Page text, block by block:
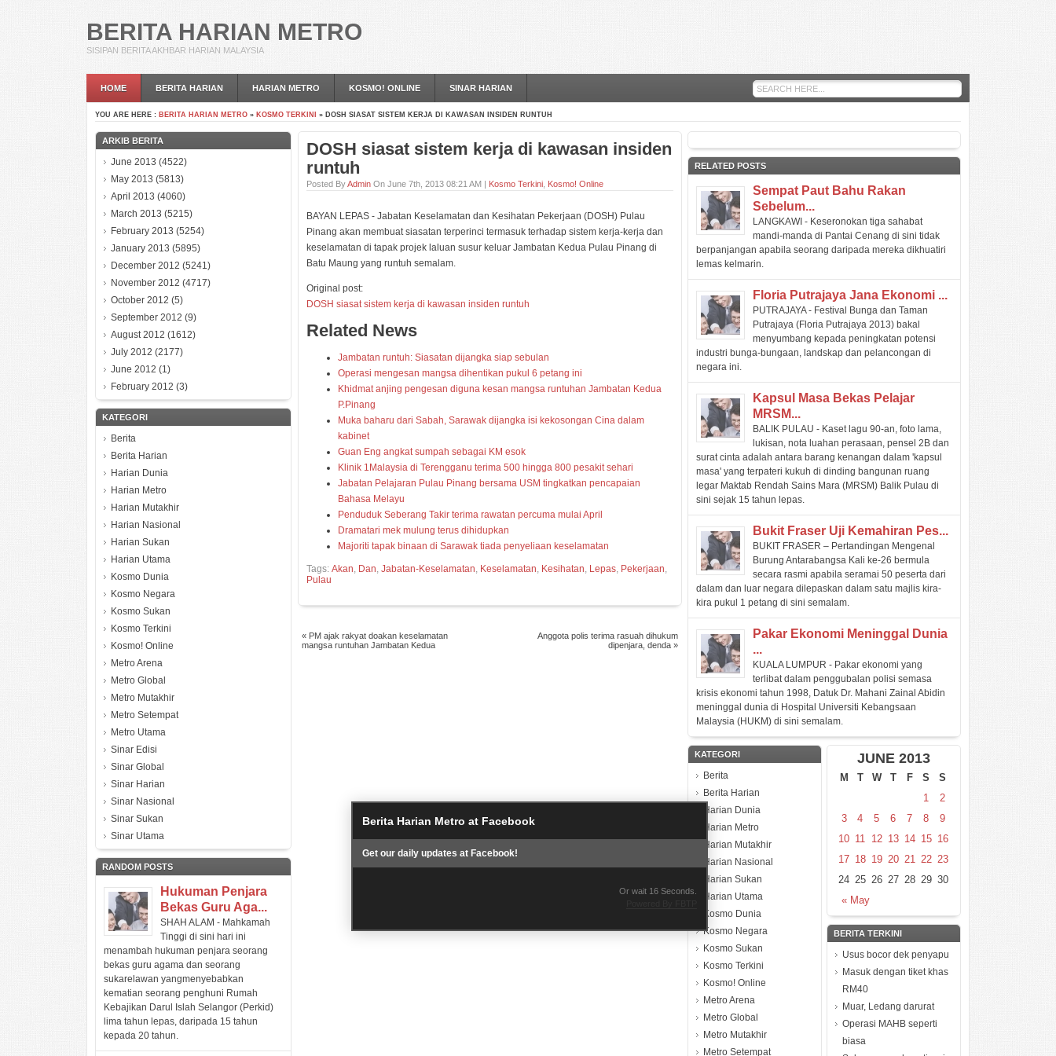
BERITA HARIAN METRO
SISIPAN BERITA AKHBAR HARIAN MALAYSIA
HOME BERITA HARIAN HARIAN METRO KOSMO! ONLINE SINAR HARIAN
YOU ARE HERE : BERITA HARIAN METRO » KOSMO TERKINI » DOSH SIASAT SISTEM KERJA DI KAWASAN INSIDEN RUNTUH
ARKIB BERITA
June 2013 (4522)
May 2013 (5813)
April 2013 (4060)
March 2013 (5215)
February 2013 (5254)
January 2013 (5895)
December 2012 (5241)
November 2012 (4717)
October 2012 (5)
September 2012 (9)
August 2012 (1612)
July 2012 (2177)
June 2012 (1)
February 2012 (3)
KATEGORI
Berita
Berita Harian
Harian Dunia
Harian Metro
Harian Mutakhir
Harian Nasional
Harian Sukan
Harian Utama
Kosmo Dunia
Kosmo Negara
Kosmo Sukan
Kosmo Terkini
Kosmo! Online
Metro Arena
Metro Global
Metro Mutakhir
Metro Setempat
Metro Utama
Sinar Edisi
Sinar Global
Sinar Harian
Sinar Nasional
Sinar Sukan
Sinar Utama
RANDOM POSTS
Hukuman Penjara
Bekas Guru Aga...
SHAH ALAM - Mahkamah
Tinggi di sini hari ini
menambah hukuman penjara seorang
bekas guru agama dan seorang
sukarelawan yangmenyebabkan
kematian seorang penghuni Rumah
Kebajikan Darul Islah Selangor (Perkid)
lima tahun lepas, daripada 15 tahun
kepada 20 tahun.
DOSH siasat sistem kerja di kawasan insiden
runtuh
Posted ByAdmin On June 7th, 2013 08:21 AM | Kosmo Terkini Kosmo! Online
BAYAN LEPAS - Jabatan Keselamatan dan Kesihatan Pekerjaan (DOSH) Pulau
Pinang akan membuat siasatan terperinci termasuk terhadap sistem kerja-kerja dan
keselamatan di tapak projek laluan susur keluar Jambatan Kedua Pulau Pinang di
Batu Maung yang runtuh semalam.
Original post:
DOSH siasat sistem kerja di kawasan insiden runtuh
Related News
Jambatan runtuh: Siasatan dijangka siap sebulan
Operasi mengesan mangsa dihentikan pukul 6 petang ini
Khidmat anjing pengesan diguna kesan mangsa runtuhan Jambatan Kedua
P.Pinang
Muka baharu dari Sabah, Sarawak dijangka isi kekosongan Cina dalam
kabinet
Guan Eng angkat sumpah sebagai KM esok
Klinik 1Malaysia di Terengganu terima 500 hingga 800 pesakit sehari
Jabatan Pelajaran Pulau Pinang bersama USM tingkatkan pencapaian
Bahasa Melayu
Penduduk Seberang Takir terima rawatan percuma mulai April
Dramatari mek mulung terus dihidupkan
Majoriti tapak binaan di Sarawak tiada penyeliaan keselamatan
Tags: Akan, Dan, Jabatan-Keselamatan, Keselamatan, Kesihatan, Lepas, Pekerjaan,
Pulau
« PM ajak rakyat doakan keselamatan
mangsa runtuhan Jambatan Kedua
Anggota polis terima rasuah dihukum
dipenjara, denda »
RELATED POSTS
Sempat Paut Bahu Rakan
Sebelum...
LANGKAWI - Keseronokan tiga sahabat
mandi-manda di Pantai Cenang di sini tidak
berpanjangan apabila seorang daripada mereka dikhuatiri
lemas kelmarin.
Floria Putrajaya Jana Ekonomi ...
PUTRAJAYA - Festival Bunga dan Taman
Putrajaya (Floria Putrajaya 2013) bakal
menyumbang kepada peningkatan potensi
industri bunga-bungaan, landskap dan pelancongan di
negara ini.
Kapsul Masa Bekas Pelajar
MRSM...
BALIK PULAU - Kaset lagu 90-an, foto lama,
lukisan, nota luahan perasaan, pensel 2B dan
surat cinta adalah antara barang kenangan dalam 'kapsul
masa' yang terpateri kukuh di dinding bangunan ruang
legar Maktab Rendah Sains Mara (MRSM) Balik Pulau di
sini sejak 15 tahun lepas.
Bukit Fraser Uji Kemahiran Pes...
BUKIT FRASER – Pertandingan Mengenal
Burung Antarabangsa Kali ke-26 bermula
secara rasmi apabila seramai 50 peserta dari
dalam dan luar negara dilepaskan dalam satu majlis kira-
kira pukul 1 petang di sini semalam.
Pakar Ekonomi Meninggal Dunia
...
KUALA LUMPUR - Pakar ekonomi yang
terlibat dalam penggubalan polisi semasa
krisis ekonomi tahun 1998, Datuk Dr. Mahani Zainal Abidin
meninggal dunia di Hospital Universiti Kebangsaan
Malaysia (HUKM) di sini semalam.
KATEGORI
Berita
Berita Harian
Harian Dunia
Harian Metro
Harian Mutakhir
Harian Nasional
Harian Sukan
Harian Utama
Kosmo Dunia
Kosmo Negara
Kosmo Sukan
Kosmo Terkini
Kosmo! Online
Metro Arena
Metro Global
Metro Mutakhir
Metro Setempat
JUNE 2013
M T W T F S S
« May
1
2
3
4 5 6 7 8
9
10 11 12 13 14 15 16
17 18 19 20 21 22 23
24 25 26 27 28 29 30
BERITA TERKINI
Usus bocor dek penyapu
Masuk dengan tiket khas
RM40
Muar, Ledang darurat
Operasi MAHB seperti
biasa
Berita Harian Metro at Facebook
Get our daily updates at Facebook!
Or wait 15 Seconds.